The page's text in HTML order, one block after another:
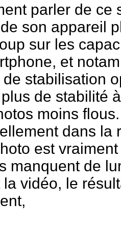
parler de ce
son appareil
sur les
et
stabilisation
de stabilité
moins
dans la
est
manquent de
vidéo, le